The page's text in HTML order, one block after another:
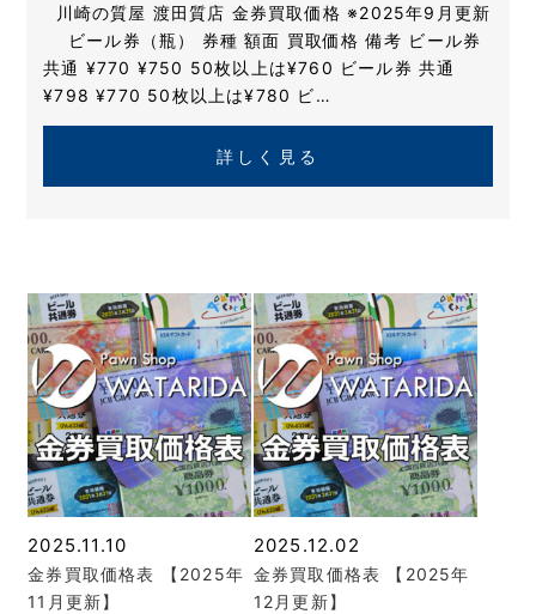
川崎の質屋 渡田質店 金券買取価格 ※2025年9月更新
ビール券（瓶） 券種 額面 買取価格 備考 ビール券
共通 ¥770 ¥750 50枚以上は¥760 ビール券 共通
¥798 ¥770 50枚以上は¥780 ビ…
詳しく見る
2025.11.10
金券買取価格表 【2025年
11月更新】
2025.12.02
金券買取価格表 【2025年
12月更新】